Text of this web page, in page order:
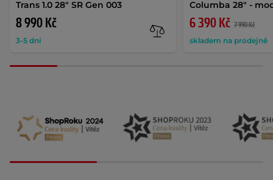
Trans 1.0 28" SR Gen 003
8 990 Kč
3-5 dní
Columba 28" -
6 390 Kč 7 990 Kč
skladem na prodejně